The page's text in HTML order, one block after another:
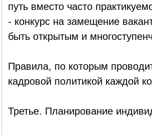
путь вместо часто
- конкурс на замещение
быть открытым и
Правила, по которым
кадровой политикой каждой
Третье. Планирование